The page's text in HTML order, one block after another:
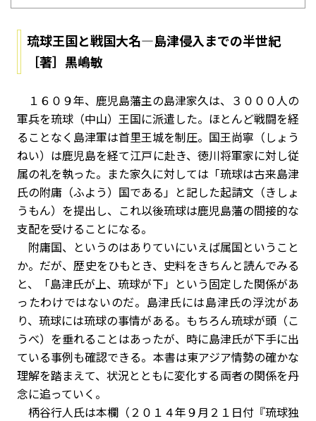
琉球王国と戦国大名—島津侵入までの半世紀
［著］黒嶋敏
１６０９年、鹿児島藩主の島津家久は、３０００人の
軍兵を琉球（中山）王国に派遣した。ほとんど戦闘を経
ることなく島津軍は首里王城を制圧。国王尚寧（しょう
ねい）は鹿児島を経て江戸に赴き、徳川将軍家に対し従
属の礼を執った。また家久に対しては「琉球は古来島津
氏の附庸（ふよう）国である」と記した起請文（きしょ
うもん）を提出し、これ以後琉球は鹿児島藩の間接的な
支配を受けることになる。
附庸国、というのはありていにいえば属国ということ
か。だが、歴史をひもとき、史料をきちんと読んでみる
と、「島津氏が上、琉球が下」という固定した関係があ
ったわけではないのだ。島津氏には島津氏の浮沈があ
り、琉球には琉球の事情がある。もちろん琉球が頭（こ
うべ）を垂れることはあったが、時に島津氏が下手に出
ている事例も確認できる。本書は東アジア情勢の確かな
理解を踏まえて、状況とともに変化する両者の関係を丹
念に追っていく。
柄谷行人氏は本欄（２０１４年９月２１日付『琉球独